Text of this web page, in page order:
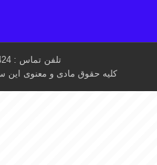
تلفن تماس : 424 200 33 - 021
کلیه حقوق مادی و معنوی این